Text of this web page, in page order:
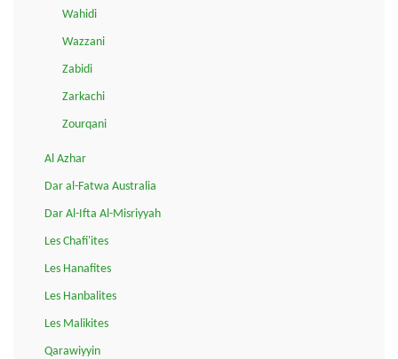
Wahidi
Wazzani
Zabidi
Zarkachi
Zourqani
Al Azhar
Dar al-Fatwa Australia
Dar Al-Ifta Al-Misriyyah
Les Chafi'ites
Les Hanafites
Les Hanbalites
Les Malikites
Qarawiyyin